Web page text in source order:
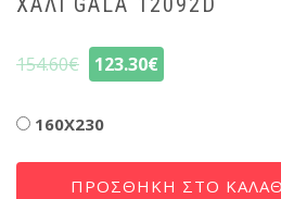
154.60€ 123.30€
160X230
ΠΡΟΣΘΉΚΗ ΣΤΟ